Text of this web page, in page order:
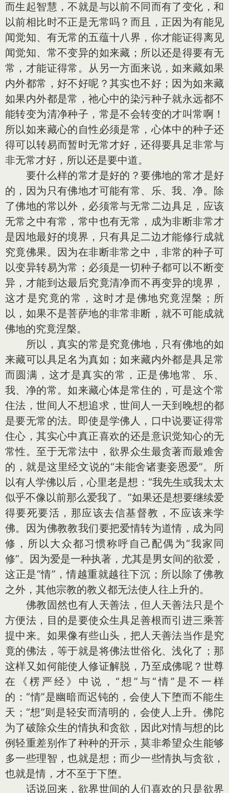
而生起智慧，不就是与以前不同而有了变化，和
以前相比时不正是无常吗？而且，正因为有能见
闻觉知、有无常的五蕴十八界，你才能证得离见
闻觉知、常不变异的如来藏；所以还是得要有无
常，才能证得常。从另一方面来说，如来藏如果
内外都常，好不好呢？其实也不好；因为如来藏
如果内外都是常，祂心中的染污种子就永远都不
能转变为清净种子，常是不会转变的才叫常啊！
所以如来藏心的自性必须是常，心体中的种子还
得可以转易而暂时无常才好，还得要具足非常与
非无常才好，所以还是要中道。
要什么样的常才是好的？要佛地的常才是好
的，因为只有佛地才可能有常、乐、我、净。除
了佛地的常以外，必须常与无常二边具足，应该
无常之中有常，常中也有无常，成为非断非常才
是因地最好的境界，只有具足二边才能修行成就
究竟佛果。因为在非断非常之中，非常的种子可
以变异转易为常；必须是一切种子都可以不断变
异，才能到达最后究竟清净而不再变异的境界，
这才是究竟的常，这时才是佛地究竟涅槃；所
以，如果不是菩萨地的非常非断，就不可能成就
佛地的究竟涅槃。
所以，真实的常是究竟佛地，只有佛地的如
来藏可以具足名为真如；如来藏内外都是具足常
而圆满，这才是真实的常，正是佛地常、乐、
我、净的常。如来藏心体是常住的，可是这个常
住法，世间人不想追求，世间人一天到晚想的都
是要无常的法。即使是学佛人，口中说要证得常
住心，其实心中真正喜欢的还是意识觉知心的无
常性。至于无常法中，欲界众生最贪著而最难舍
的，就是这里经文说的“未能舍诸妻妾恩爱”。所
以有人学佛以后，心里老是想：“我先生或我太太
似乎不像以前那么爱我了。”如果还是想要继续爱
得要死要活，那应该去信基督教，不应该来学
佛。因为佛教教我们要把爱情转为道情，成为同
修，所以大众都习惯称呼自己配偶为“我家同
修”。因为爱是一种执著，尤其是男女间的欲爱，
这正是“情”，情越重就越往下沉；所以除了佛教
之外，其他宗教的教义都无法使人往上升的。
佛教固然也有人天善法，但人天善法只是个
方便法，目的是要使众生具足善根而引进三乘菩
提中来。如果像有些山头，把人天善法当作是究
竟的佛法，等于就是将佛法世俗化、浅化了；那
这样又如何能使人修证解脱，乃至成佛呢？世尊
在《楞严经》中说，“想”与“情”是不一样
的：“情”是幽暗而迟钝的，会使人下堕而不能生
天；“想”则是轻安而清明的，会使人上升。佛陀
为了破除众生的情执和贪欲，因此对情与想的比
例轻重差别作了种种的开示，莫非希望众生能够
多一些理智，也就是想；而少一些情执与贪欲，
也就是情，才不至于下堕。
话说回来，欲界世间的人们喜欢的只是欲界